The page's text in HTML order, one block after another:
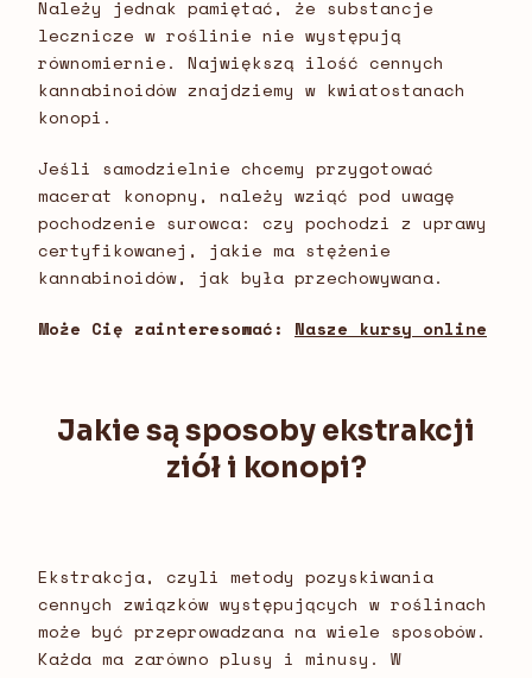
Należy jednak pamiętać, że substancje
lecznicze w roślinie nie występują
równomiernie. Największą ilość cennych
kannabinoidów znajdziemy w kwiatostanach
konopi.
Jeśli samodzielnie chcemy przygotować
macerat konopny, należy wziąć pod uwagę
pochodzenie surowca: czy pochodzi z uprawy
certyfikowanej, jakie ma stężenie
kannabinoidów, jak była przechowywana.
Może Cię zainteresować: Nasze kursy online
Jakie są sposoby ekstrakcji
ziół i konopi?
Ekstrakcja, czyli metody pozyskiwania
cennych związków występujących w roślinach
może być przeprowadzana na wiele sposobów.
Każda ma zarówno plusy i minusy. W